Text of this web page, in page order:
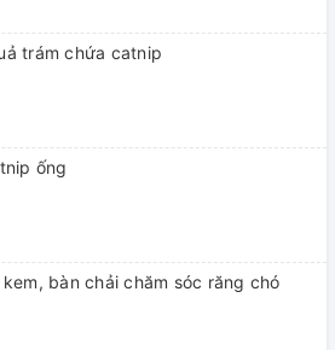
trám chứa catnip
ống
kem, bàn chải chăm sóc răng chó